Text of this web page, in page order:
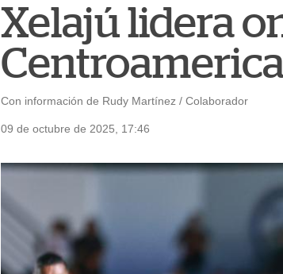
Xelajú lidera
Con información de Rudy Martínez / Colaborador
09 de octubre de 2025, 17:46